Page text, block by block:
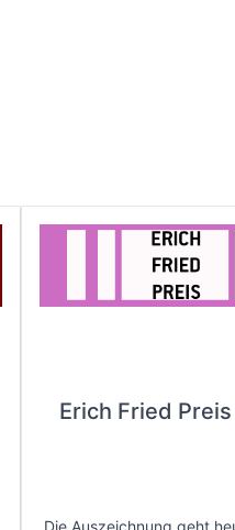
Erich Fried
Die Auszeichnung geht